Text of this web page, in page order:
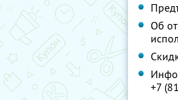
Об
+7